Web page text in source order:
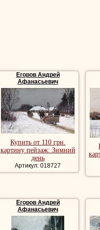
Егоров Андрей
Афанасьевич
Купить от 110 грн.
картину пейзаж: Зимний
день
Артикул: 018727
Егоров Андрей
Афанасьевич